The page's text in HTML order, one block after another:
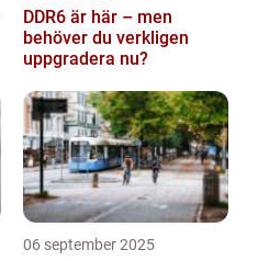
DDR6 är här – men
behöver du verkligen
uppgradera nu?
06 september 2025